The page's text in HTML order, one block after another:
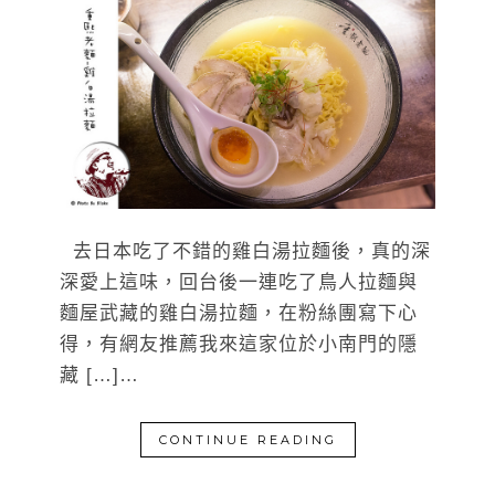
去日本吃了不錯的雞白湯拉麵後，真的深
深愛上這味，回台後一連吃了鳥人拉麵與
麵屋武藏的雞白湯拉麵，在粉絲團寫下心
得，有網友推薦我來這家位於小南門的隱
藏 […]…
CONTINUE READING